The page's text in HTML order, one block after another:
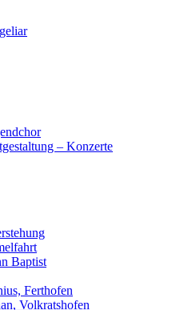
– Konzerte
Baptist
Ferthofen
Volkratshofen